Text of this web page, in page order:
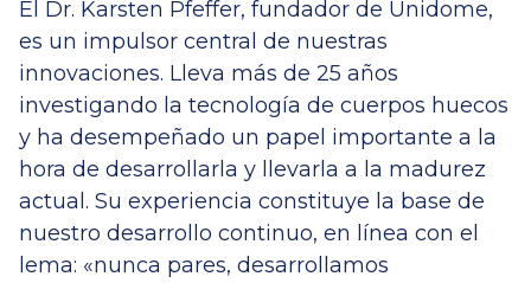
El Dr. Karsten Pfeffer, fundador de Unidome,
es un impulsor central de nuestras
innovaciones. Lleva más de 25 años
investigando la tecnología de cuerpos huecos
y ha desempeñado un papel importante a la
hora de desarrollarla y llevarla a la madurez
actual. Su experiencia constituye la base de
nuestro desarrollo continuo, en línea con el
lema: «nunca pares, desarrollamos